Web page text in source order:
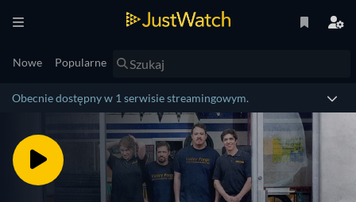
Nowe Popularne
Obecnie dostępny w 1 serwisie streamingowym.